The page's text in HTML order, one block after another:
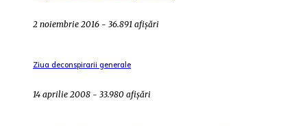
2 noiembrie 2016 - 36.891 afișări
Ziua deconspirarii generale
14 aprilie 2008 - 33.980 afișări